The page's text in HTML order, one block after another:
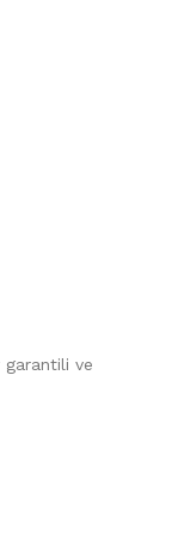
garantili ve